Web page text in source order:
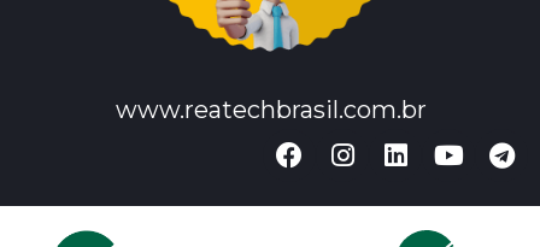
www.reatechbrasil.com.br